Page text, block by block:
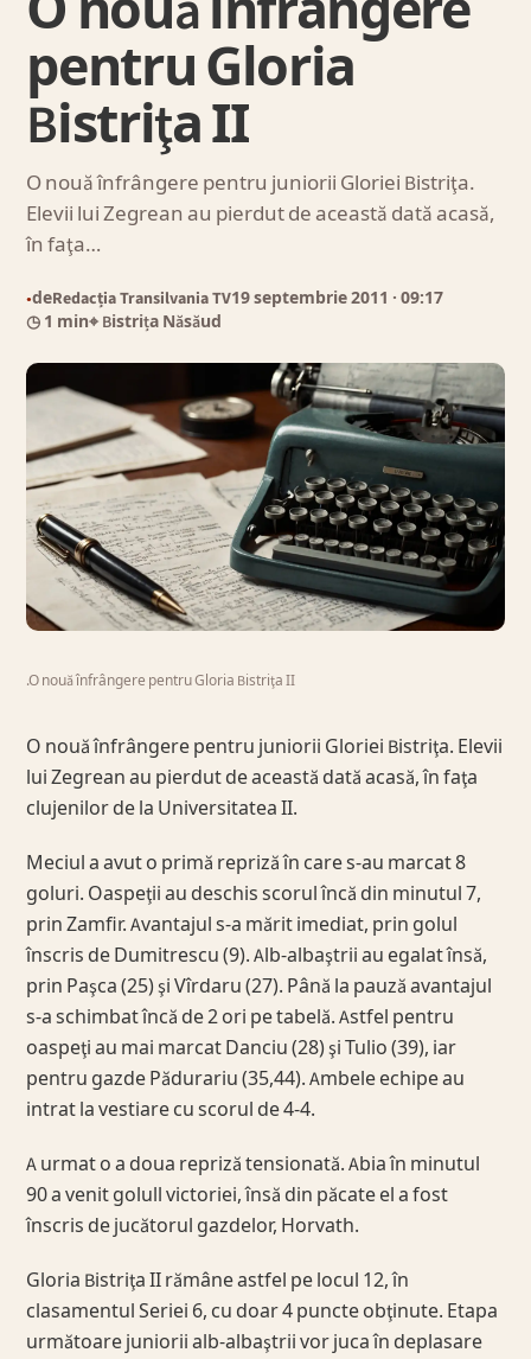
pentru Gloria
Bistriţa II
O nouă înfrângere pentru juniorii Gloriei Bistriţa.
Elevii lui Zegrean au pierdut de această dată acasă,
în faţa…
●deRedacția Transilvania TV19 septembrie 2011 · 09:17
◷ 1 min⌖ Bistrița Năsăud
.O nouă înfrângere pentru Gloria Bistriţa II
O nouă înfrângere pentru juniorii Gloriei Bistriţa. Elevii
lui Zegrean au pierdut de această dată acasă, în faţa
clujenilor de la Universitatea II.
Meciul a avut o primă repriză în care s-au marcat 8
goluri. Oaspeţii au deschis scorul încă din minutul 7,
prin Zamfir. Avantajul s-a mărit imediat, prin golul
înscris de Dumitrescu (9). Alb-albaştrii au egalat însă,
prin Paşca (25) şi Vîrdaru (27). Până la pauză avantajul
s-a schimbat încă de 2 ori pe tabelă. Astfel pentru
oaspeţi au mai marcat Danciu (28) şi Tulio (39), iar
pentru gazde Pădurariu (35,44). Ambele echipe au
intrat la vestiare cu scorul de 4-4.
A urmat o a doua repriză tensionată. Abia în minutul
90 a venit golull victoriei, însă din păcate el a fost
înscris de jucătorul gazdelor, Horvath.
Gloria Bistriţa II rămâne astfel pe locul 12, în
clasamentul Seriei 6, cu doar 4 puncte obţinute. Etapa
următoare juniorii alb-albaştrii vor juca în deplasare